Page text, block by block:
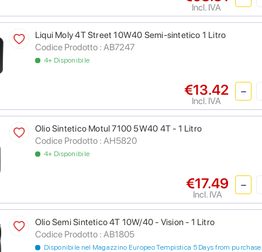
Incl. IVA
Liqui Moly 4T Street 10W40 Semi-sintetico 1 Litro
Codice Prodotto : AB7247
4+ Disponibile
€13.42
Incl. IVA
Olio Sintetico Motul 7100 5W40 4T - 1 Litro
Codice Prodotto : AH5820
4+ Disponibile
€17.49
Incl. IVA
Olio Semi Sintetico 4T 10W/40 - Vision - 1 Litro
Codice Prodotto : AB1805
Disponibile nel Magazzino Europeo Tempistica 5 Days from purchase